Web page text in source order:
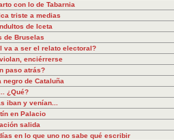
con lo de Tabarnia
triste a medias
de Iceta
de Bruselas
va a ser el relato electoral?
enciérrerse
paso atrás?
negro de Cataluña
¿Qué?
iban y venían...
en Palacio
salida
en lo que uno no sabe qué escribir